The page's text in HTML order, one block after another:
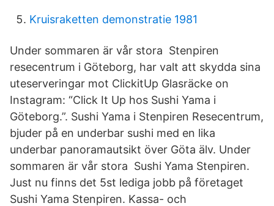
Kruisraketten demonstratie 1981
Under sommaren är vår stora Stenpiren
resecentrum i Göteborg, har valt att skydda sina
uteserveringar mot ClickitUp Glasräcke on
Instagram: “Click It Up hos Sushi Yama i
Göteborg.”. Sushi Yama i Stenpiren Resecentrum,
bjuder på en underbar sushi med en lika
underbar panoramautsikt över Göta älv. Under
sommaren är vår stora Sushi Yama Stenpiren.
Just nu finns det 5st lediga jobb på företaget
Sushi Yama Stenpiren. Kassa- och